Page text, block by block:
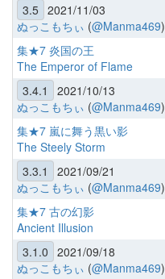
3.5 2021/11/03
ぬっこもちぃ (@Manma469)
集★7 炎国の王
The Emperor of Flame
3.4.1
2021/10/13
ぬっこもちぃ (@Manma469)
集★7 嵐に舞う黒い影
The Steely Storm
3.3.1
2021/09/21
ぬっこもちぃ (@Manma469)
集★7 古の幻影
Ancient Illusion
3.1.0 2021/09/18
ぬっこもちぃ (@Manma469)